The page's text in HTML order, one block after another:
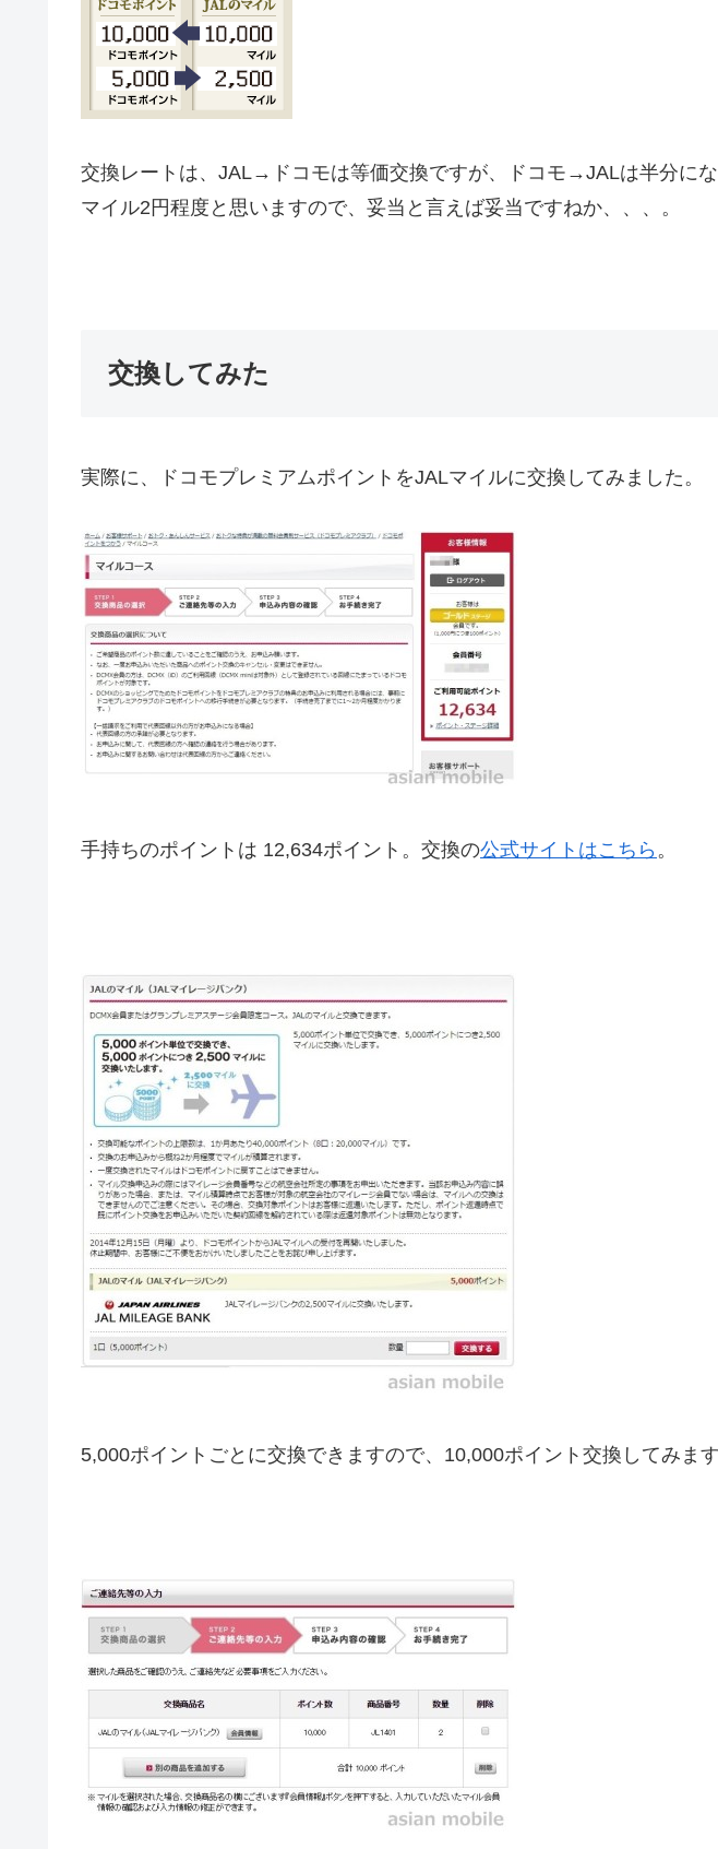
交換レートは、JAL→ドコモは等価交換ですが、ドコモ→JALは半分に
マイル2円程度と思いますので、妥当と言えば妥当ですねか、、、。
交換してみた
実際に、ドコモプレミアムポイントをJALマイルに交換してみました。
手持ちのポイントは 12,634ポイント。交換の公式サイトはこちら 。
5,000ポイントごとに交換できますので、10,000ポイント交換してみま